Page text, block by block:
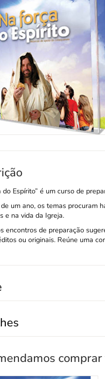
do Espírito” é um curso de
um ano, os temas procuram
e na vida da Igreja.
encontros de preparação
ou originais. Reúne uma